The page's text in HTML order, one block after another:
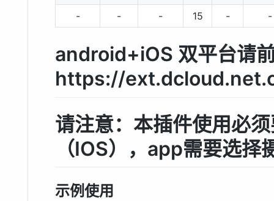
- - - 15 - -
android+iOS 双平台请
https://
请注意：本插件使用必
（IOS），app需要选择
示例使用